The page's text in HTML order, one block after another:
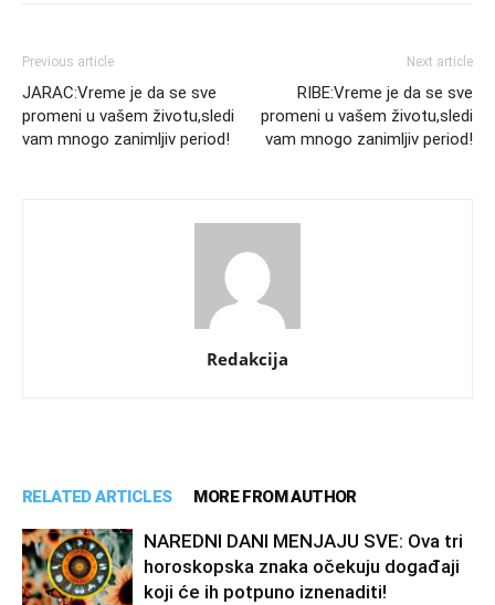
Previous article
JARAC:Vreme je da se sve
promeni u vašem životu,sledi
vam mnogo zanimljiv period!
Next article
RIBE:Vreme je da se sve
promeni u vašem životu,sledi
vam mnogo zanimljiv period!
Redakcija
RELATED ARTICLES MORE FROM AUTHOR
NAREDNI DANI MENJAJU SVE: Ova tri
horoskopska znaka očekuju događaji
koji će ih potpuno iznenaditi!